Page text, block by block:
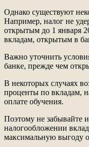
Однако существуют
Например, налог не
открытым до 1 января
вкладам, открытым в
Важно уточнить
банке, прежде чем
В некоторых случаях
проценты по вкладам,
оплате обучения.
Поэтому не забывайте
налогообложении
максимальную выгоду